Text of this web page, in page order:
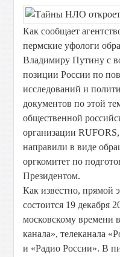
Как сообщает
пермские уфологи
Владимиру Путину с
позиции России по
исследований и
документов по этой
общественной
организации
направили в виде
оргкомитет по
Президентом.
Как известно, прямой
состоится 19 декабря
московскому времени
канала», телеканала
и «Радио России». В